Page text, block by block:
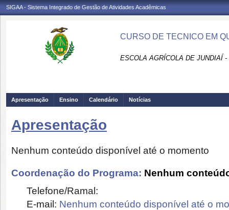
SIGAA - Sistema Integrado de Gestão de Atividades Acadêmicas
CURSO DE TECNICO EM
ESCOLA AGRÍCOLA DE JUNDIAÍ -
Apresentação Ensino Calendário Notícias
Apresentação
Nenhum conteúdo disponível até o momento
Coordenação do Programa: Nenhum
Telefone/Ramal:
E-mail: Nenhum conteúdo disponível até o